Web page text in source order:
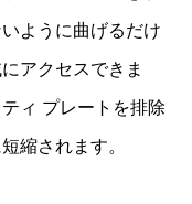
ように曲げるだけ
アクセスできま
ィ プレートを排除
縮されます。